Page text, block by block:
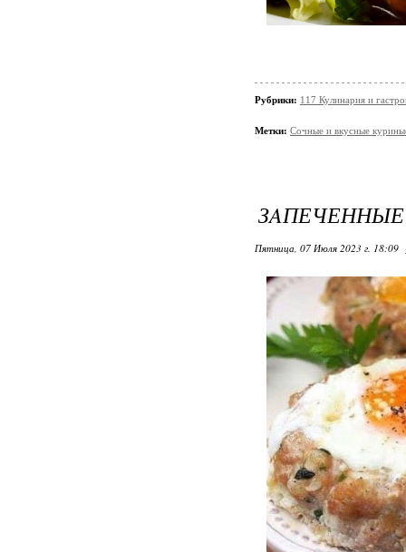
Рубрики: 117 Кулинария и
Метки: Сочные и вкусные
Пятница, 07 Июля 2023 г. 18:09